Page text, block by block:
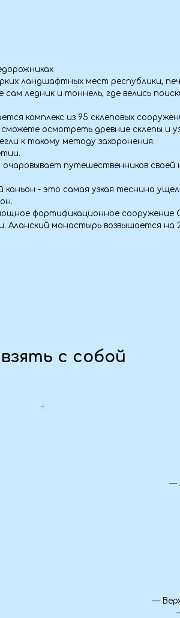
путешественников своей неповторимой
самая узкая теснина ущелья, где на
сооружение Северного
монастырь возвышается на 2000 метров над
с собой
— Зонт/
ранее
33 500
тура